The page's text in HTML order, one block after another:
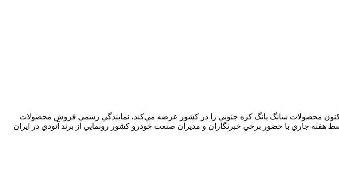
محصولات سانگ يانگ کره جنوبي را در کشور عرضه مي‌کند، نمايندگي رسمي فروش محصولات
هفته جاري با حضور برخي خبرنگاران و مديران صنعت خودرو کشور رونمايي از برند آئودي در ايران